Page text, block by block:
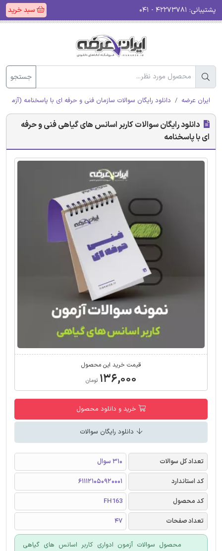
پشتیبانی: سبد خرید
جستجو
ایران عرضه دانلود رایگان سوالات سازمان فنی و حرفه ای با پاسخنامه (آزمون
دانلود رایگان سوالات کاربر اسانس های گیاهی فنی و حرفه
ای با پاسخنامه
قیمت خرید این محصول
۱۳۶,۰۰۰ تومان
خرید و دانلود محصول
دانلود رایگان سوالات
تعداد کل سوالات
310 سوال
کد استاندارد
611121050920001
کد محصول
FH163
تعداد صفحات
47
محصول سوالات آزمون ادواری کاربر اسانس های گیاهی